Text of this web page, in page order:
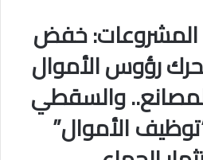
المشروعات: خفض
6.25% يحرك رؤوس الأموال
والسقطي
الأموال”